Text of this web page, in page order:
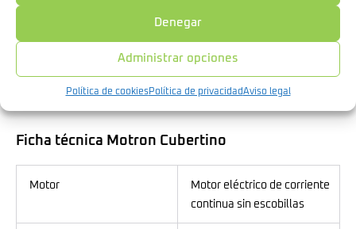
Denegar
Administrar opciones
Política de cookiesPolítica de privacidadAviso legal
Ficha técnica Motron Cubertino
Motor
Motor eléctrico de corriente
continua sin escobillas